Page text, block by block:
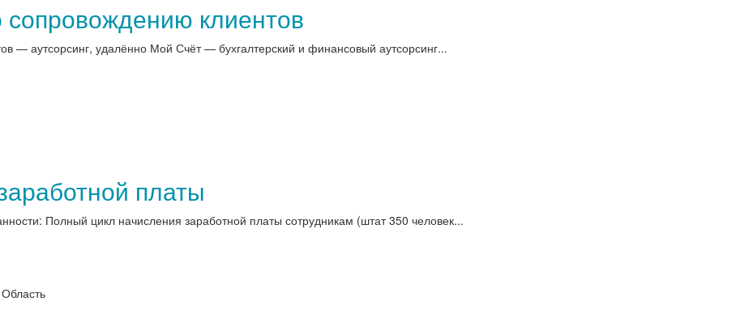
клиентов
— аутсорсинг, удалённо Мой Счёт — бухгалтерский и финансовый аутсорсинг...
платы
Полный цикл начисления заработной платы сотрудникам (штат 350 человек...